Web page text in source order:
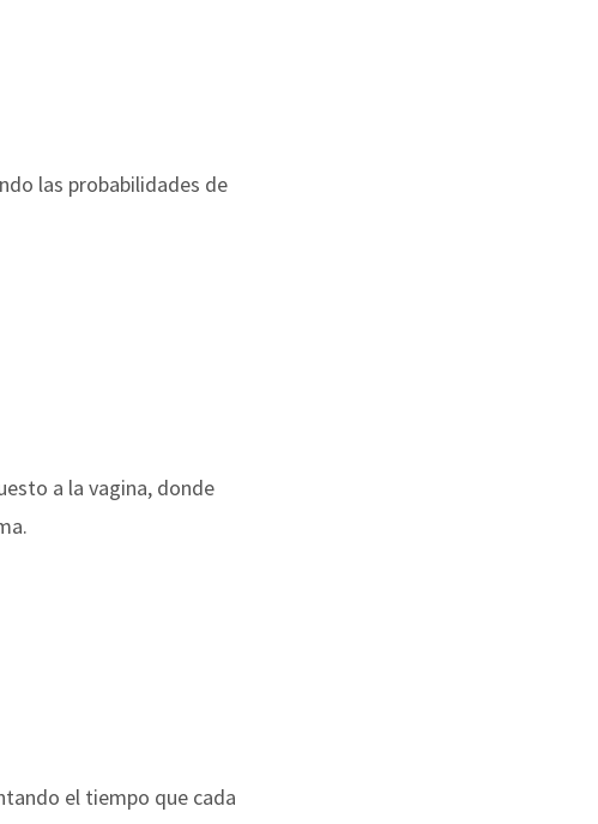
las probabilidades de
a la vagina, donde
el tiempo que cada